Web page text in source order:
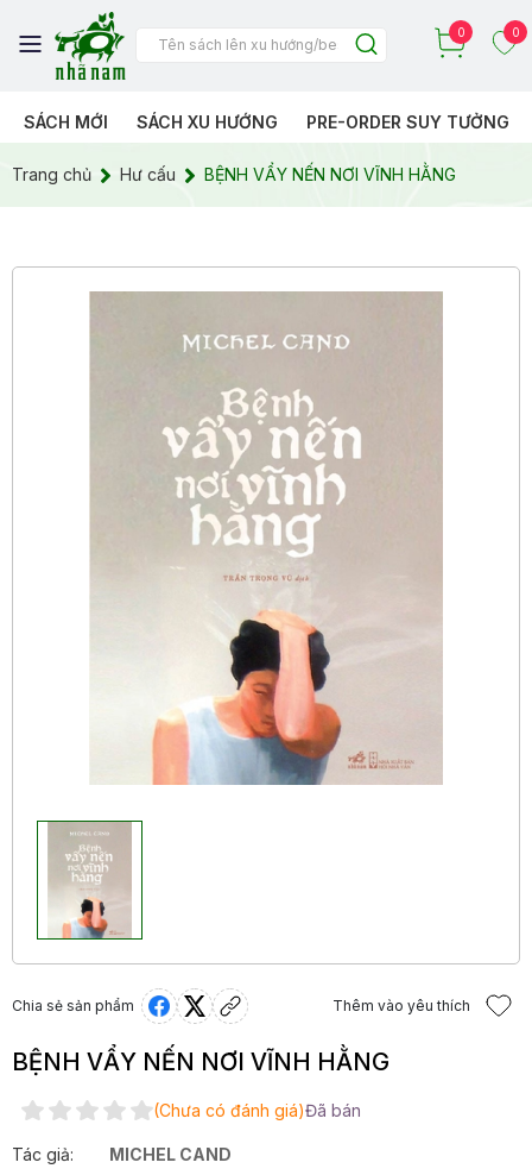
0 0
SÁCH MỚI SÁCH XU HƯỚNG PRE-ORDER SUY TƯỞNG
Trang chủ Hư cấu BỆNH VẨY NẾN NƠI VĨNH HẰNG
Chia sẻ sản phẩm Thêm vào yêu thích
BỆNH VẨY NẾN NƠI VĨNH HẰNG
(Chưa có đánh giá)Đã bán
Tác giả: MICHEL CAND